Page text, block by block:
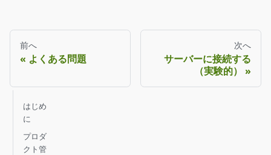
前へ
よくある問題
次へ
サーバーに接続する
（実験的）
はじめ
に
プロダ
クト管